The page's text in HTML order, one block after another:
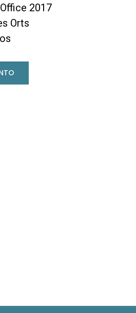
2017
Orts